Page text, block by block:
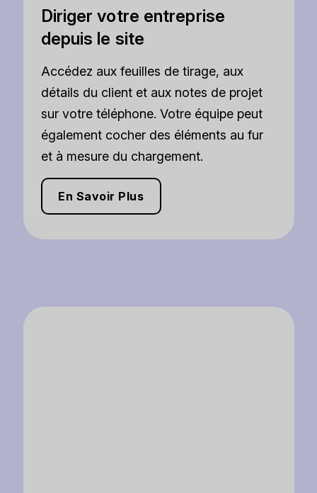
Diriger votre entreprise
depuis le site
Accédez aux feuilles de tirage, aux
détails du client et aux notes de projet
sur votre téléphone. Votre équipe peut
également cocher des éléments au fur
et à mesure du chargement.
En Savoir Plus